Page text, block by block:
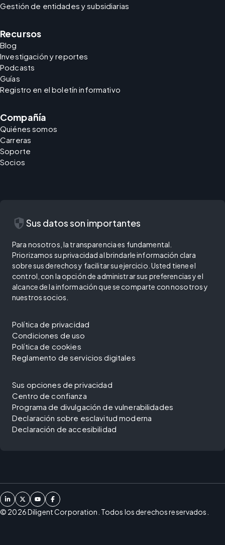
Gestión de entidades y subsidiarias
Recursos
Blog
Investigación y reportes
Podcasts
Guías
Registro en el boletín informativo
Compañía
Quiénes somos
Carreras
Soporte
Socios
security Sus datos son importantes
Para nosotros, la transparencia es fundamental.
Priorizamos su privacidad al brindarle información clara
sobre sus derechos y facilitar su ejercicio. Usted tiene el
control, con la opción de administrar sus preferencias y el
alcance de la información que se comparte con nosotros y
nuestros socios.
Política de privacidad
Condiciones de uso
Política de cookies
Reglamento de servicios digitales
Sus opciones de privacidad
Centro de confianza
Programa de divulgación de vulnerabilidades
Declaración sobre esclavitud moderna
Declaración de accesibilidad
© 2026Diligent Corporation. Todos los derechos reservados.